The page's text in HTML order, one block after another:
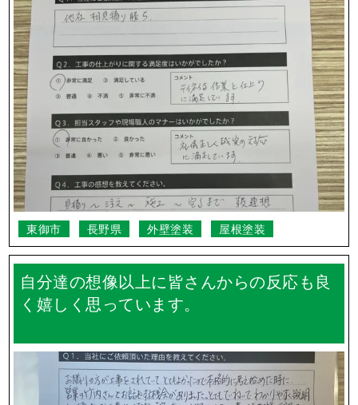
東御市 長野県 外壁塗装 屋根塗装
自分達の想像以上に皆さんからの反応も良
く嬉しく思っています。